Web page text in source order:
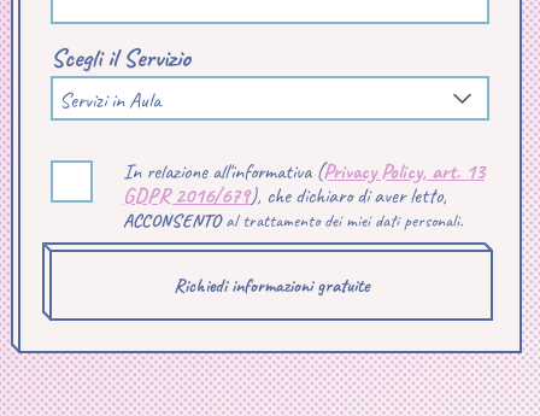
Scegli il Servizio
Servizi in Aula
In relazione all'informativa (Privacy Policy, art. 13
GDPR 2016/679), che dichiaro di aver letto,
ACCONSENTOal trattamento dei miei dati personali.